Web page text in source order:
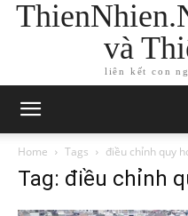
và
liên kết con
Home Tags điều chỉnh quy
Tag: điều chỉnh